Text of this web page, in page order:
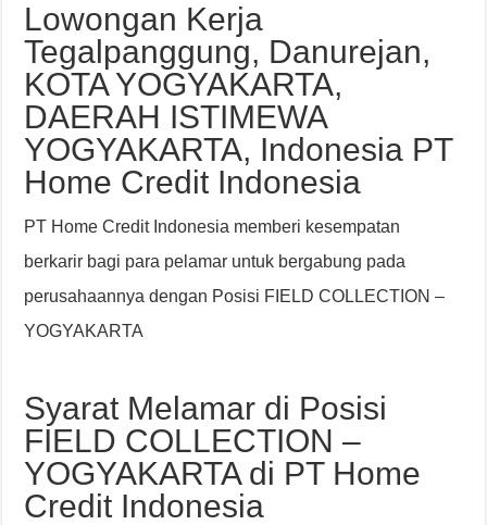
Lowongan Kerja
Tegalpanggung, Danurejan,
KOTA YOGYAKARTA,
DAERAH ISTIMEWA
YOGYAKARTA, Indonesia PT
Home Credit Indonesia
PT Home Credit Indonesia memberi kesempatan
berkarir bagi para pelamar untuk bergabung pada
perusahaannya dengan Posisi FIELD COLLECTION –
YOGYAKARTA
Syarat Melamar di Posisi
FIELD COLLECTION –
YOGYAKARTA di PT Home
Credit Indonesia